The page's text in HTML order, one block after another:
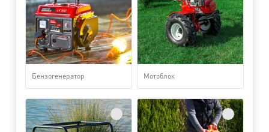
Бензогенератор Мотоблок